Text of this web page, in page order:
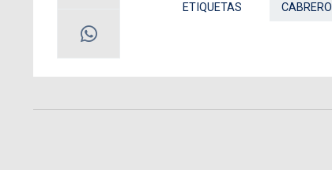
ETIQUETAS CABRERO